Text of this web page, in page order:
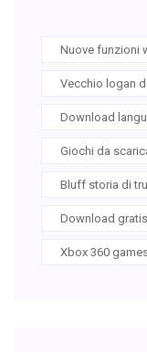
Nuove funzioni
Vecchio logan
Download
Giochi da
Bluff storia di
Download
Xbox 360